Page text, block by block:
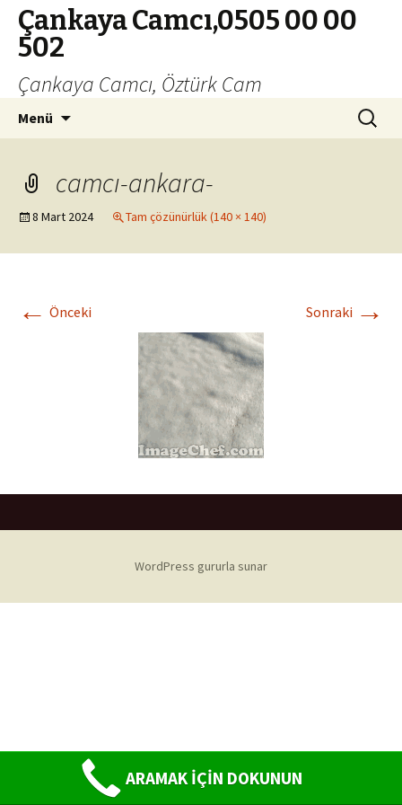
Çankaya Camcı,0505 00 00
502
Çankaya Camcı, Öztürk Cam
Menü Arama:
camcı-ankara-
8 Mart 2024 Tam çözünürlük (140 × 140)
← Önceki Sonraki →
WordPress gururla sunar
ARAMAK İÇİN DOKUNUN